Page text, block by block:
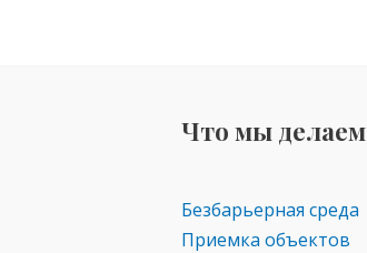
Что мы делаем
Безбарьерная среда
Приемка объектов